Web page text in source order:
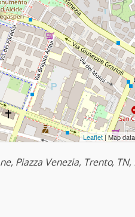
Leaflet| Map
Piazza Venezia, Trento, TN,